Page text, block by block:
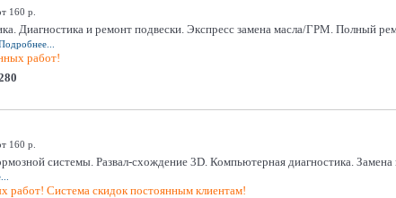
160 р.
Диагностика и ремонт подвески. Экспресс замена масла/ГРМ.
работ!
160 р.
системы. Развал-схождение 3D. Компьютерная диагностика.
Система скидок постоянным клиентам!